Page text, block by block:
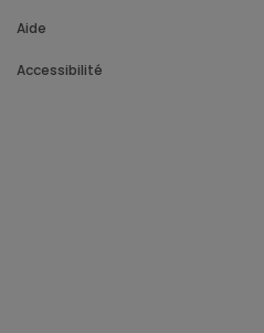
Aide
Accessibilité